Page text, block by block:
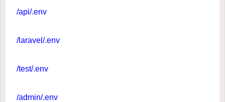
/api/.env
/laravel/.env
/test/.env
/admin/.env